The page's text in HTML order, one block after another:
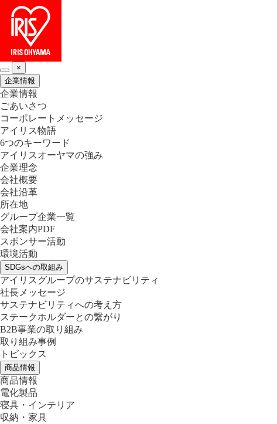
×
企業情報
企業情報
ごあいさつ
コーポレートメッセージ
アイリス物語
6つのキーワード
アイリスオーヤマの強み
企業理念
会社概要
会社沿革
所在地
グループ企業一覧
会社案内PDF
スポンサー活動
環境活動
SDGsへの取組み
アイリスグループのサステナビリティ
社長メッセージ
サステナビリティへの考え方
ステークホルダーとの繋がり
B2B事業の取り組み
取り組み事例
トピックス
商品情報
商品情報
電化製品
寝具・インテリア
収納・家具